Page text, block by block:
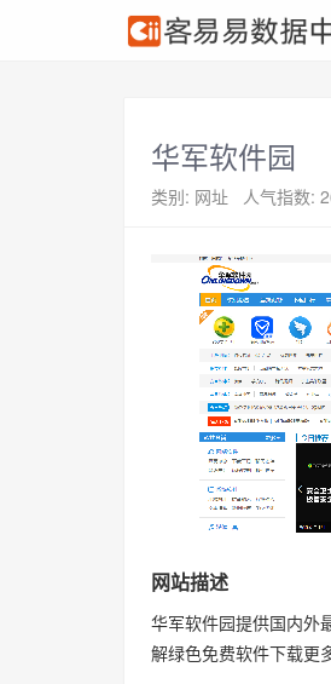
华军软件园
类别: 网址 人气指数:
网站描述
华军软件园提供国内外
解绿色免费软件下载更